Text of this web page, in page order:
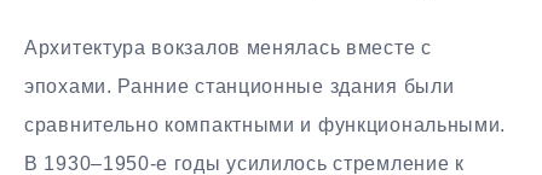
Архитектура вокзалов менялась вместе с
эпохами. Ранние станционные здания были
сравнительно компактными и функциональными.
В 1930–1950-е годы усилилось стремление к